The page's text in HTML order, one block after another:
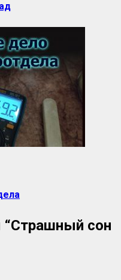
Страшный сон